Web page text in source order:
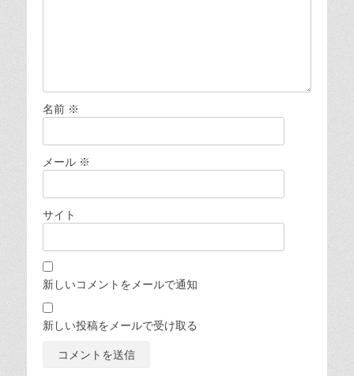
名前 ※
メール ※
サイト
新しいコメントをメールで通知
新しい投稿をメールで受け取る